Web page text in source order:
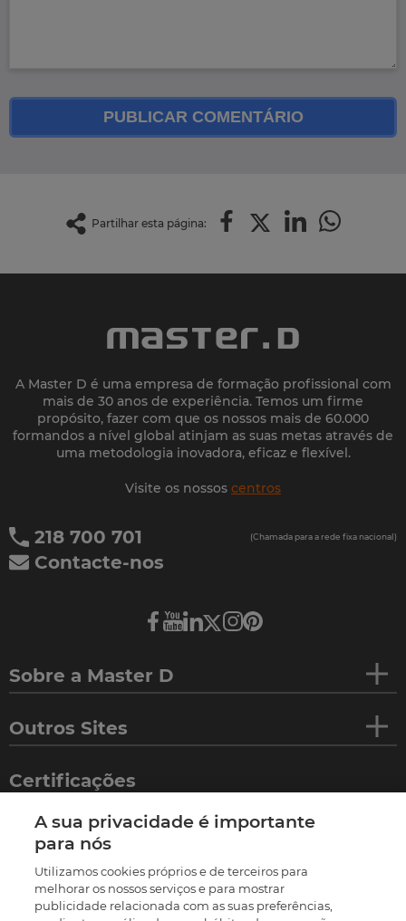
PUBLICAR COMENTÁRIO
Partilhar esta página:
A Master D é uma empresa de formação profissional com
mais de 30 anos de experiência. Temos um firme
propósito, fazer com que os nossos mais de 60.000
formandos a nível global atinjam as suas metas através de
uma metodologia inovadora, eficaz e flexível.
Visite os nossos centros
218 700 701 (Chamada para a rede fixa nacional)
Contacte-nos
Sobre a Master D
Outros Sites
Certificações
A sua privacidade é importante
para nós
Utilizamos cookies próprios e de terceiros para
melhorar os nossos serviços e para mostrar
publicidade relacionada com as suas preferências,